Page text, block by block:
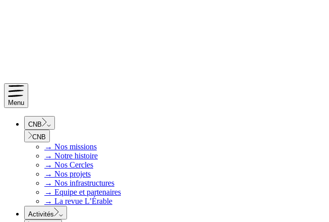
Menu
CNB
CNB
→ Nos missions
→ Notre histoire
→ Nos Cercles
→ Nos projets
→ Nos infrastructures
→ Equipe et partenaires
→ La revue L’Érable
Activités